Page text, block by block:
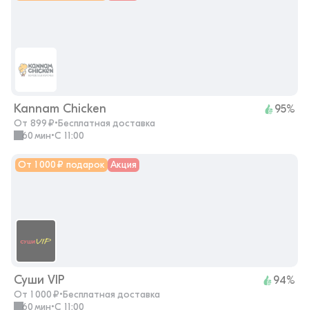
Kannam Chicken 95%
От 899 ₽•Бесплатная доставка
60 мин• с 11:00
От 1 000 ₽ подарок Акция
Суши VIP 94%
От 1 000 ₽•Бесплатная доставка
60 мин• с 11:00